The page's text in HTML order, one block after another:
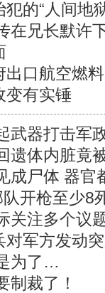
的“人间地
在兄长默许
出口航空燃料
变有实锤
武器打击军
遗体内脏竟
成尸体 器官
开枪至少8
关注多个议
对军方发动
为了…
制裁了！